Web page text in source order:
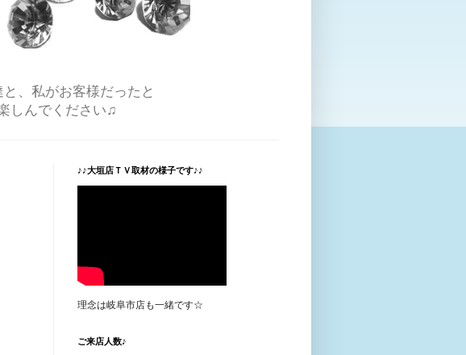
、私がお客様だったと
しんでください♫
♪♪大垣店ＴＶ取材の様子です♪♪
理念は岐阜市店も一緒です☆
ご来店人数♪